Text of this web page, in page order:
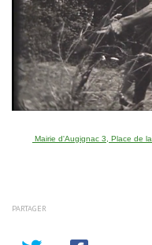
Mairie d'Augignac 3, Place de
PARTAGER